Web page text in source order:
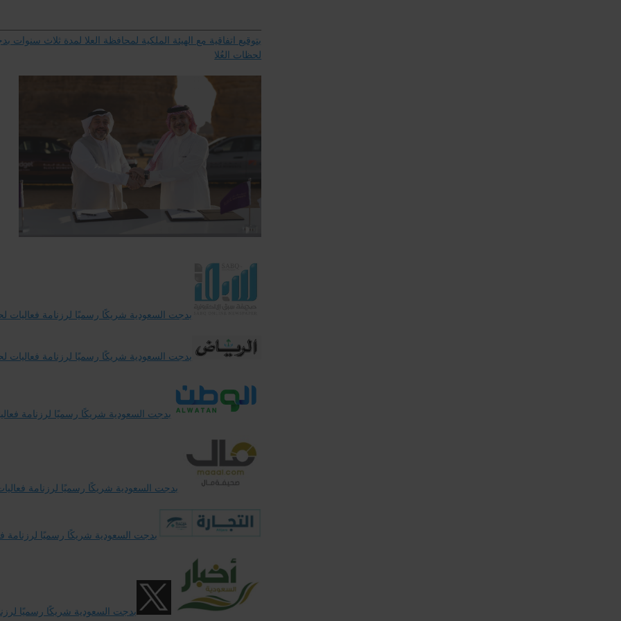
بتوقيع اتفاقية مع الهيئة الملكية لمحافظة العلا لمدة ثلاث
لحظات العُلا
بدجت السعودية شريكًا رسميًا لرزنامة فعاليات
بدجت السعودية شريكًا رسميًا لرزنامة فعاليات
بدجت السعودية شريكًا رسميًا لرزنامة
بدجت السعودية شريكًا رسميًا لرزنامة
بدجت السعودية شريكًا رسميًا لرزنامة
بدجت السعودية شريكًا رسميًا